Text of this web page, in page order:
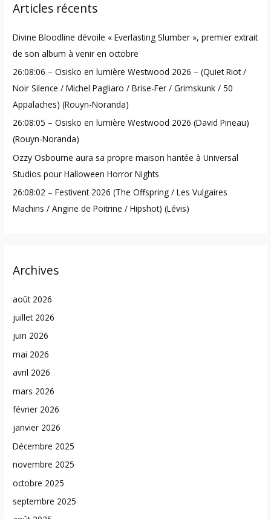
c
f
o
r
:
Articles récents
Divine Bloodline dévoile « Everlasting Slumber », premier extrait
de son album à venir en octobre
26:08:06 – Osisko en lumière Westwood 2026 – (Quiet Riot /
Noir Silence / Michel Pagliaro / Brise-Fer / Grimskunk / 50
Appalaches) (Rouyn-Noranda)
26:08:05 – Osisko en lumière Westwood 2026 (David Pineau)
(Rouyn-Noranda)
Ozzy Osbourne aura sa propre maison hantée à Universal
Studios pour Halloween Horror Nights
26:08:02 – Festivent 2026 (The Offspring / Les Vulgaires
Machins / Angine de Poitrine / Hipshot) (Lévis)
Archives
août 2026
juillet 2026
juin 2026
mai 2026
avril 2026
mars 2026
février 2026
janvier 2026
Décembre 2025
novembre 2025
octobre 2025
septembre 2025